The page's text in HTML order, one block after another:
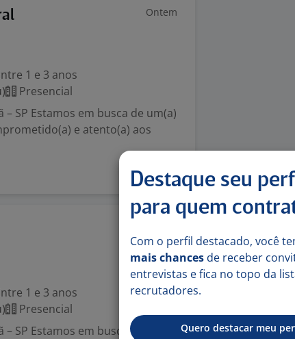
Ontem
1 e 3 anos
Presencial
SP Estamos em busca de um(a)
e atento(a) aos
1 e 3 anos
Presencial
SP Estamos em busca de um(a)
Destaque seu
para quem
Com o perfil destacado, você
mais chances de receber
entrevistas e fica no topo da
recrutadores.
Quero destacar meu